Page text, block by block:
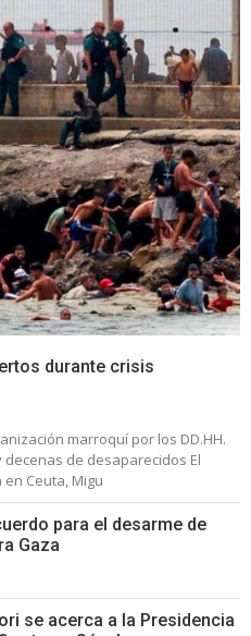
durante crisis
marroquí por los DD.HH.
de desaparecidos El
Ceuta, Migu
para el desarme de
Gaza
se acerca a la Presidencia